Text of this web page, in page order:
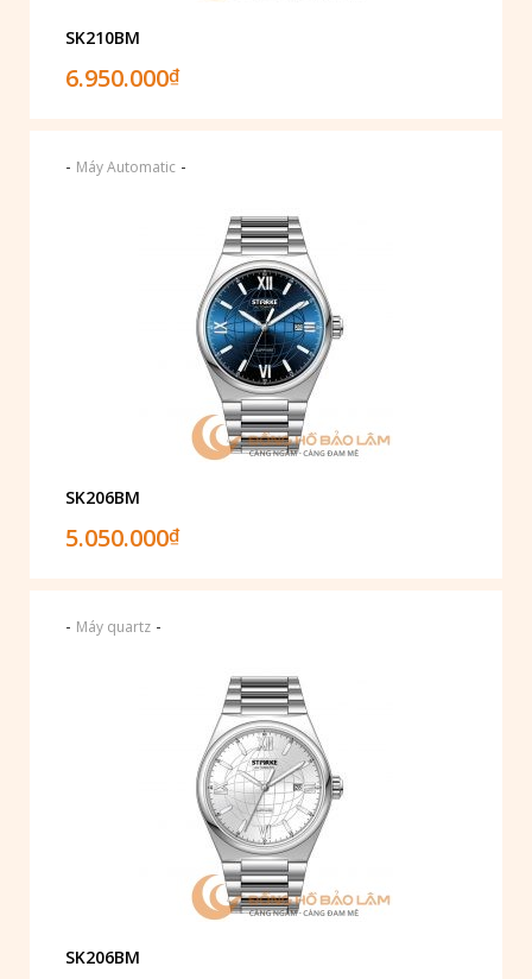
SK210BM
6.950.000₫
- Máy Automatic -
SK206BM
5.050.000₫
- Máy quartz -
SK206BM